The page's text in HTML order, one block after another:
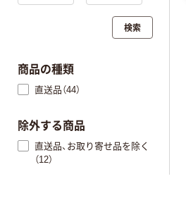
検索
商品の種類
直送品（44）
除外する商品
直送品、お取り寄せ品を除く
（12）